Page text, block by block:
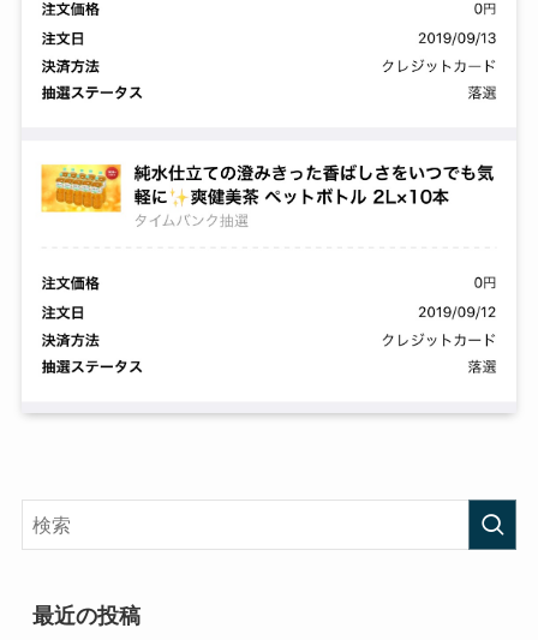
最近の投稿